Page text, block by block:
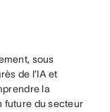
sous
de l’IA et
la
future du secteur